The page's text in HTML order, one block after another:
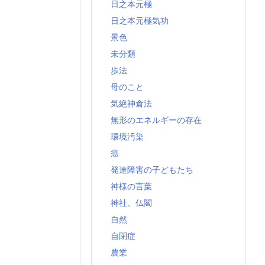
日之本元極
日之本元極気功
景色
未分類
歩法
母のこと
気絶神倉法
無形のエネルギーの存在
環境汚染
癌
発達障害の子どもたち
神様の言葉
神社、仏閣
自然
自閉症
農業